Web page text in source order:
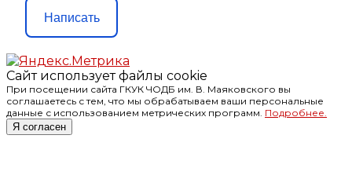
Написать
Сайт использует файлы cookie
При посещении сайта ГКУК ЧОДБ им. В. Маяковского вы
соглашаетесь с тем, что мы обрабатываем ваши персональные
данные с использованием метрических программ. Подробнее.
Я согласен